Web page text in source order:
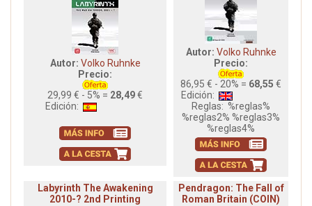
Autor: Volko Ruhnke
Precio:
29,99 € - 5% = 28,49€
Edición:
Autor: Volko Ruhnke
Precio:
86,95 € - 20% = 68,55 €
Edición:
Reglas: %reglas%
%reglas2% %reglas3%
%reglas4%
Labyrinth The Awakening
2010-? 2nd Printing
Pendragon: The Fall of
Roman Britain (COIN)